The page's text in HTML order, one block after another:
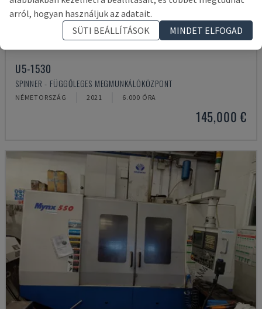
U5-1530
SPINNER - FÜGGŐLEGES MEGMUNKÁLÓKÖZPONT
NÉMETORSZÁG 2021 6.000 ÓRA
145,000 €
arról, hogyan használjuk az adatait.
SÜTI BEÁLLÍTÁSOK
MINDET ELFOGAD